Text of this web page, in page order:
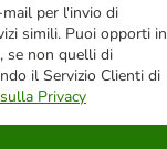
per l'invio di
simili. Puoi opporti in
se non quelli di
il Servizio Clienti di
Privacy